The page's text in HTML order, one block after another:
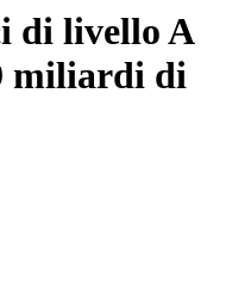
di livello A
miliardi di